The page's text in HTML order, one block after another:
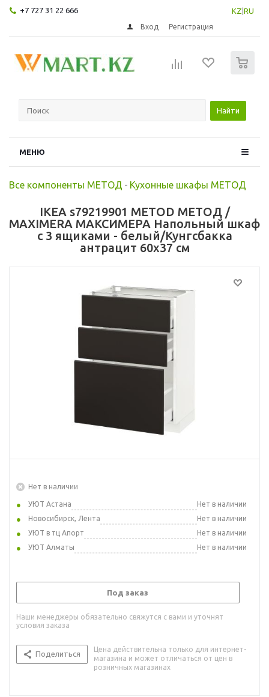
+7 727 31 22 666 KZ RU
Вход Регистрация
Найти
МЕНЮ
Все компоненты МЕТОД - Кухонные шкафы МЕТОД
IKEA s79219901 METOD МЕТОД /
MAXIMERA МАКСИМЕРА Напольный шкаф
с 3 ящиками - белый/Кунгсбакка
антрацит 60x37 см
Нет в наличии
УЮТ Астана
Нет в наличии
Новосибирск, Лента
Нет в наличии
УЮТ в тц Апорт
Нет в наличии
УЮТ Алматы
Нет в наличии
Под заказ
Наши менеджеры обязательно свяжутся с вами и уточнят
условия заказа
Поделиться
Цена действительна только для интернет-
магазина и может отличаться от цен в
розничных магазинах